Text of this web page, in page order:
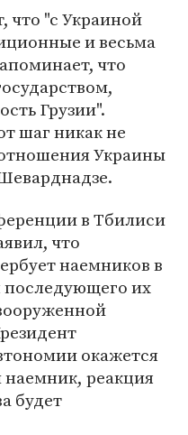
что "с Украиной
и весьма
что
Грузии".
шаг никак не
Украины
в Тбилиси
что
наемников в
последующего их
окажется
реакция
будет